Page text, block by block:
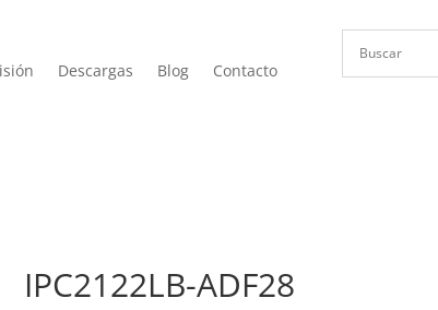
Descargas Blog Contacto
IPC2122LB-ADF28